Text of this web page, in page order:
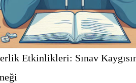
Etkinlikleri: Sınav